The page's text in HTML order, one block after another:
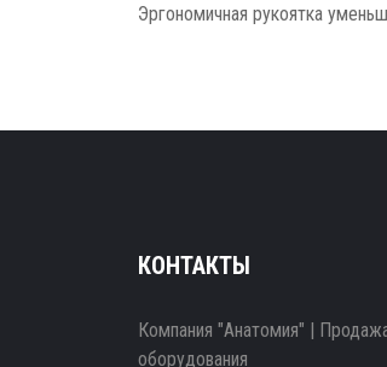
Эргономичная рукоятка
КОНТАКТЫ
Компания "Анатомия" |
оборудования